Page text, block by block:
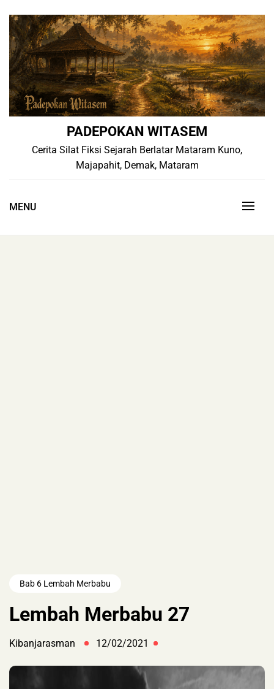
content
PADEPOKAN WITASEM
Cerita Silat Fiksi Sejarah Berlatar Mataram Kuno,
Majapahit, Demak, Mataram
MENU
Bab 6 Lembah Merbabu
Lembah Merbabu 27
Kibanjarasman 12/02/2021